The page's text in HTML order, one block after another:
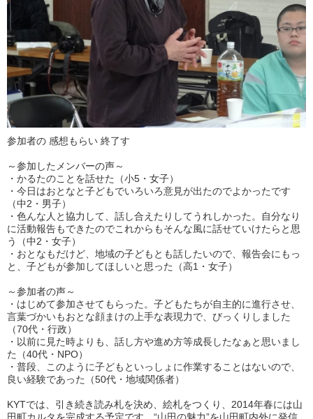
参加者の 感想もらい 終了す
～参加したメンバーの声～
・かるたのことを話せた（小5・女子）
・今日はおとなと子どもでいろいろ意見が出たのでよかったです
（中2・男子）
・色んな人と協力して、話し合えたりしてうれしかった。自分なり
に活動報告もできたのでこれからもそんな風に話せていけたらと思
う（中2・女子）
・おとなもだけど、地域の子どもとも話したいので、報告会にもっ
と、子どもが参加してほしいと思った（高1・女子）
～参加者の声～
・はじめて参加させてもらった。子どもたちが自主的に進行させ、
言葉づかいもおとな顔まけの上手な表現力で、びっくりしました
（70代・行政）
・以前に見た時よりも、話し方や進め方等成長したなぁと思いまし
た（40代・NPO）
・普段、このように子どもといっしょに作業することはないので、
良い経験であった（50代・地域関係者）
KYTでは、引き続き読み札を決め、絵札をつくり、2014年春には山